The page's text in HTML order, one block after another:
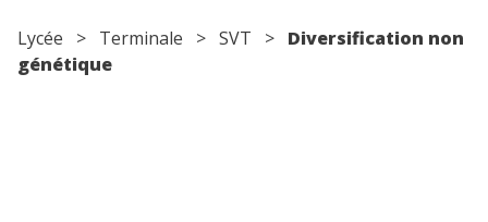
Lycée > Terminale > SVT > Diversification non
génétique